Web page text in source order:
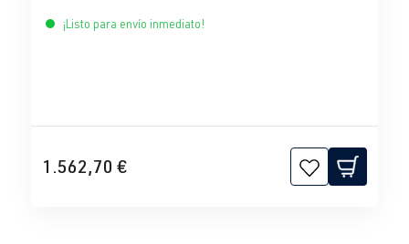
¡Listo para envío inmediato!
1.562,70 €